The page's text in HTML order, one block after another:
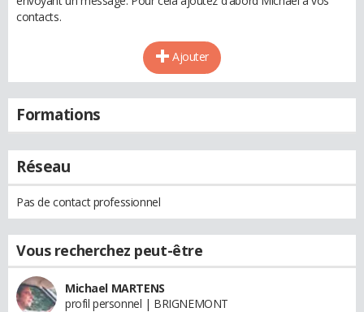
contacts.
Ajouter
Formations
Réseau
Pas de contact professionnel
Vous recherchez peut-être
Michael MARTENS
profil personnel | BRIGNEMONT